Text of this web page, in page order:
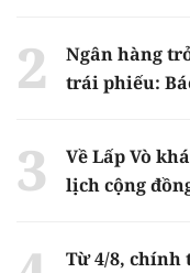
Ngân hàng
trái phiếu:
Về Lấp Vò
lịch cộng
Từ 4/8, chính